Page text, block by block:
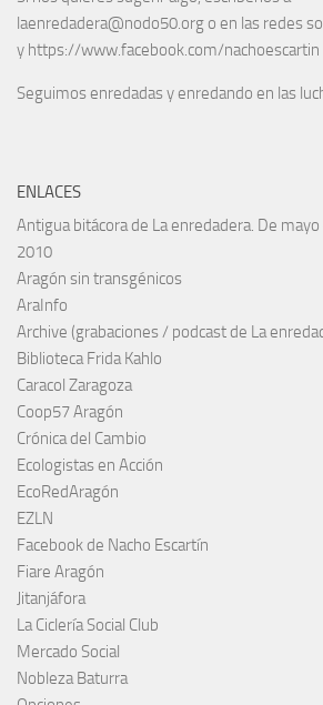
laenredadera@nodo50.org o en las redes
y https://www.facebook.com/nachoescartin
Seguimos enredadas y enredando en las
ENLACES
Antigua bitácora de La enredadera. De mayo
2010
Aragón sin transgénicos
AraInfo
Archive (grabaciones / podcast de La
Biblioteca Frida Kahlo
Caracol Zaragoza
Coop57 Aragón
Crónica del Cambio
Ecologistas en Acción
EcoRedAragón
EZLN
Facebook de Nacho Escartín
Fiare Aragón
Jitanjáfora
La Ciclería Social Club
Mercado Social
Nobleza Baturra